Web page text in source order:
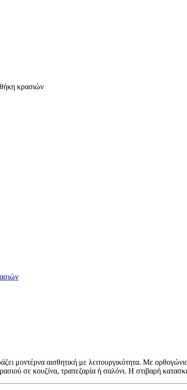
κρασιών
μοντέρνα αισθητική με λειτουργικότητα. Με
σε κουζίνα, τραπεζαρία ή σαλόνι. Η στιβαρή